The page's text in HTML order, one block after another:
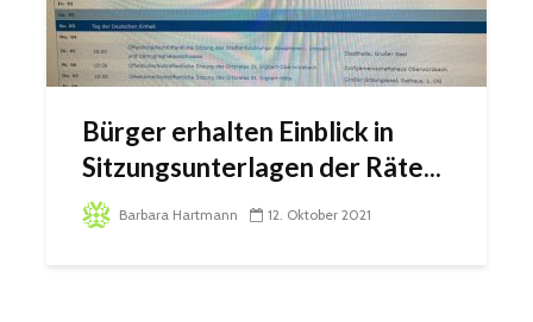
Bürger erhalten Einblick in
Sitzungsunterlagen der Räte...
Barbara Hartmann 12. Oktober 2021